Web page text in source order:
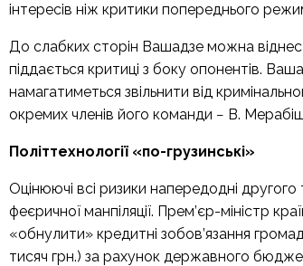
інтересів ніж критики попереднього
До слабких сторін Вашадзе можна
піддається критиці з боку опонентів.
намагатиметься звільнити від
окремих членів його команди − В.
Політтехнології «по-грузинські»
Оцінюючі всі ризики напередодні
феєричної манпіляції. Прем’єр-міністр
«обнулити» кредитні зобов’язання
тисяч грн.) за рахунок державного